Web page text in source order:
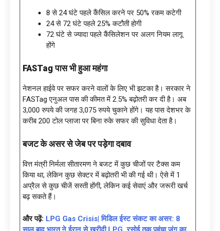
8 से 24 घंटे पहले कैंसिल करने पर 50% रकम कटेगी
24 से 72 घंटे पहले 25% कटौती होगी
72 घंटे से ज्यादा पहले कैंसिलेशन पर अलग नियम लागू
होंगे
FASTag पास भी हुआ महंगा
नेशनल हाईवे पर सफर करने वालों के लिए भी झटका है। सरकार ने
FASTag एनुअल पास की कीमत में 2.5% बढ़ोतरी कर दी है। अब
3,000 रुपये की जगह 3,075 रुपये चुकाने होंगे। यह पास देशभर के
करीब 200 टोल प्लाजा पर बिना रुके सफर की सुविधा देता है।
बजट के असर से जेब पर पड़ेगा दबाव
वित्त मंत्री निर्मला सीतारमण ने बजट में कुछ चीजों पर टैक्स कम
किया था, लेकिन कुछ सेक्टर में बढ़ोतरी भी की गई थी। ऐसे में 1
अप्रैल से कुछ चीजें सस्ती होंगी, लेकिन कई सेवाएं और जरूरी खर्च
बढ़ सकते हैं।
और पढ़ें: LPG Gas Crisis| मिडिल ईस्ट संकट का असर: 8